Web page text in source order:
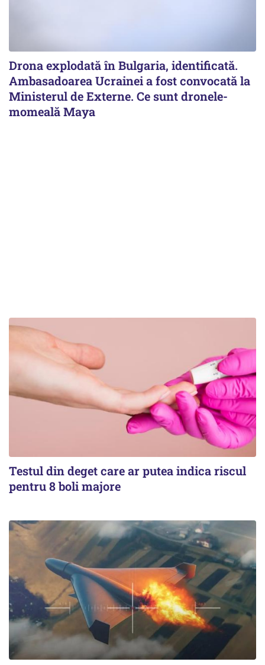
Drona explodată în Bulgaria, identificată.
Ambasadoarea Ucrainei a fost convocată la
Ministerul de Externe. Ce sunt dronele-
momeală Maya
Testul din deget care ar putea indica riscul
pentru 8 boli majore